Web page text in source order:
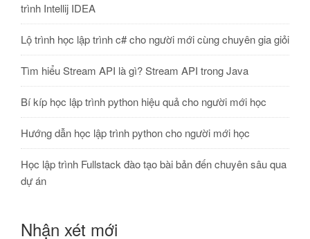
trình Intellij IDEA
Lộ trình học lập trình c# cho người mới cùng chuyên gia giỏi
Tìm hiểu Stream API là gì? Stream API trong Java
Bí kíp học lập trình python hiệu quả cho người mới học
Hướng dẫn học lập trình python cho người mới học
Học lập trình Fullstack đào tạo bài bản đến chuyên sâu qua
dự án
Nhận xét mới